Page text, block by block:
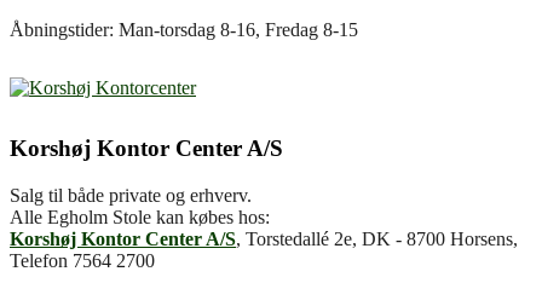
Åbningstider: Man-torsdag 8-16, Fredag 8-15
Korshøj Kontor Center A/S
Salg til både private og erhverv.
Alle Egholm Stole kan købes hos:
Korshøj Kontor Center A/S, Torstedallé 2e, DK - 8700 Horsens,
Telefon 7564 2700